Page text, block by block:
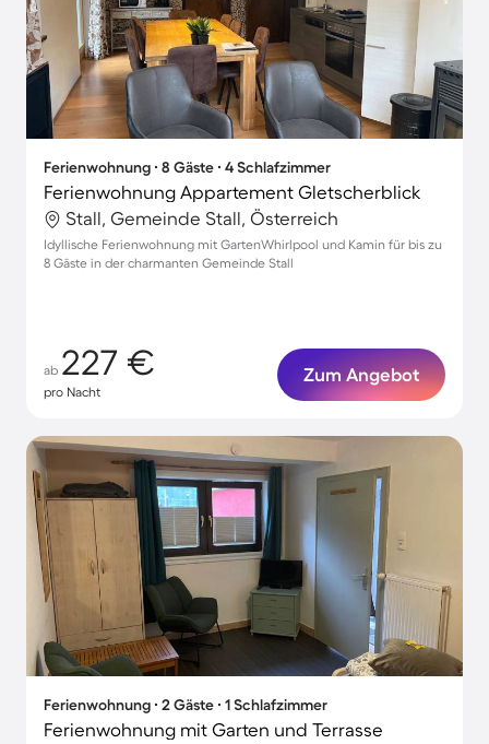
Ferienwohnung ∙ 8 Gäste ∙ 4 Schlafzimmer
Ferienwohnung Appartement Gletscherblick
Stall, Gemeinde Stall, Österreich
Idyllische Ferienwohnung mit GartenWhirlpool und Kamin für bis zu
8 Gäste in der charmanten Gemeinde Stall
ab 227 €
pro Nacht
Zum Angebot
Ferienwohnung ∙ 2 Gäste ∙ 1 Schlafzimmer
Ferienwohnung mit Garten und Terrasse